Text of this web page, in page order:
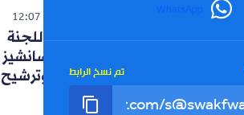
WhatsApp
تم نسخ الرابط
12:07
كواليس اجتماع اللجنة
التقنية .. اختيار سانشيز
و"إسبانية" عنتر وترشيح